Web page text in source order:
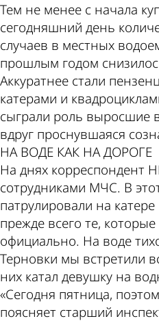
Тем не менее с начала
сегодняшний день
случаев в местных
прошлым годом
Аккуратнее стали
катерами и
сыграли роль выросшие
вдруг проснувшаяся
НА ВОДЕ КАК НА ДОРОГЕ
На днях корреспондент
сотрудниками МЧС. В
патрулировали на
прежде всего те,
официально. На воде
Терновки мы встретили
них катал девушку на
«Сегодня пятница,
поясняет старший